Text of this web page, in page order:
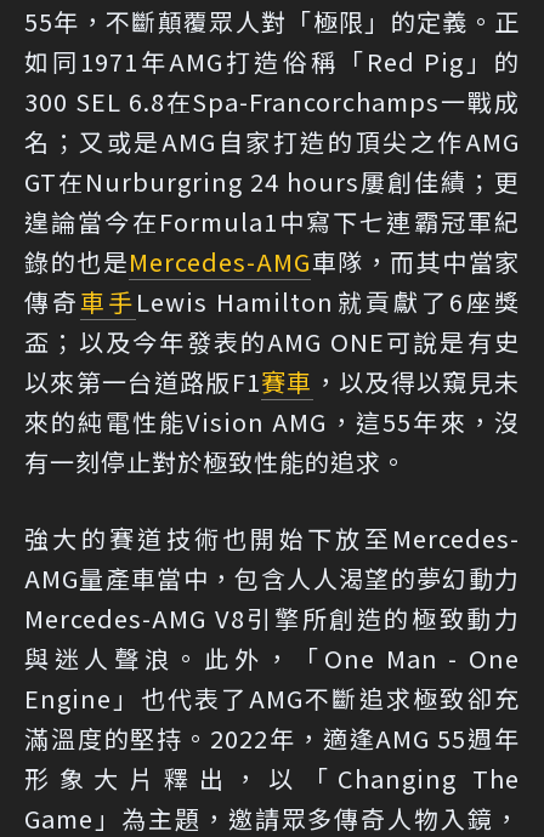
55年，不斷顛覆眾人對「極限」的定義。正
如同1971年AMG打造俗稱「Red Pig」的
300 SEL 6.8在Spa-Francorchamps一戰成
名；又或是AMG自家打造的頂尖之作AMG
GT在Nurburgring 24 hours屢創佳績；更
遑論當今在Formula1中寫下七連霸冠軍紀
錄的也是Mercedes-AMG車隊，而其中當家
傳奇車手Lewis Hamilton就貢獻了6座獎
盃；以及今年發表的AMG ONE可說是有史
以來第一台道路版F1賽車 ，以及得以窺見未
來的純電性能Vision AMG，這55年來，沒
有一刻停止對於極致性能的追求。
強大的賽道技術也開始下放至Mercedes-
AMG量產車當中，包含人人渴望的夢幻動力
Mercedes-AMG V8引擎所創造的極致動力
與迷人聲浪。此外，「One Man - One
Engine」也代表了AMG不斷追求極致卻充
滿溫度的堅持。2022年，適逢AMG 55週年
形象大片釋出，以「Changing The
Game」為主題，邀請眾多傳奇人物入鏡，